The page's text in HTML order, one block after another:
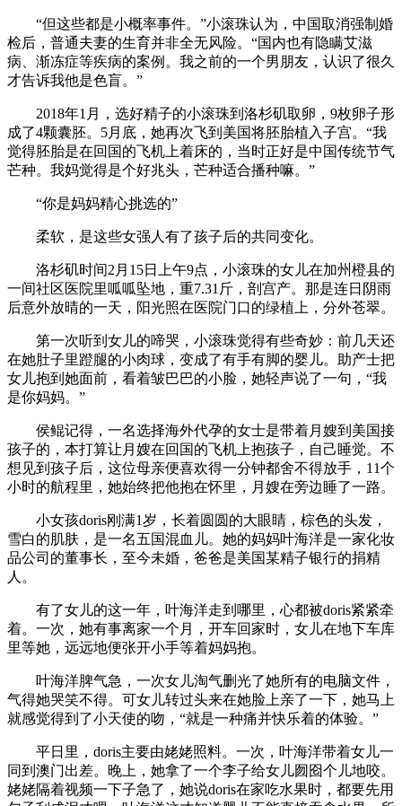
“但这些都是小概率事件。”小滚珠认为，中国取消强制婚
检后，普通夫妻的生育并非全无风险。“国内也有隐瞒艾滋
病、渐冻症等疾病的案例。我之前的一个男朋友，认识了很久
才告诉我他是色盲。”
2018年1月，选好精子的小滚珠到洛杉矶取卵，9枚卵子形
成了4颗囊胚。5月底，她再次飞到美国将胚胎植入子宫。“我
觉得胚胎是在回国的飞机上着床的，当时正好是中国传统节气
芒种。我妈觉得是个好兆头，芒种适合播种嘛。”
“你是妈妈精心挑选的”
柔软，是这些女强人有了孩子后的共同变化。
洛杉矶时间2月15日上午9点，小滚珠的女儿在加州橙县的
一间社区医院里呱呱坠地，重7.31斤，剖宫产。那是连日阴雨
后意外放晴的一天，阳光照在医院门口的绿植上，分外苍翠。
第一次听到女儿的啼哭，小滚珠觉得有些奇妙：前几天还
在她肚子里蹬腿的小肉球，变成了有手有脚的婴儿。助产士把
女儿抱到她面前，看着皱巴巴的小脸，她轻声说了一句，“我
是你妈妈。”
侯鲲记得，一名选择海外代孕的女士是带着月嫂到美国接
孩子的，本打算让月嫂在回国的飞机上抱孩子，自己睡觉。不
想见到孩子后，这位母亲便喜欢得一分钟都舍不得放手，11个
小时的航程里，她始终把他抱在怀里，月嫂在旁边睡了一路。
小女孩doris刚满1岁，长着圆圆的大眼睛，棕色的头发，
雪白的肌肤，是一名五国混血儿。她的妈妈叶海洋是一家化妆
品公司的董事长，至今未婚，爸爸是美国某精子银行的捐精
人。
有了女儿的这一年，叶海洋走到哪里，心都被doris紧紧牵
着。一次，她有事离家一个月，开车回家时，女儿在地下车库
里等她，远远地便张开小手等着妈妈抱。
叶海洋脾气急，一次女儿淘气删光了她所有的电脑文件，
气得她哭笑不得。可女儿转过头来在她脸上亲了一下，她马上
就感觉得到了小天使的吻，“就是一种痛并快乐着的体验。”
平日里，doris主要由姥姥照料。一次，叶海洋带着女儿一
同到澳门出差。晚上，她拿了一个李子给女儿囫囵个儿地咬。
姥姥隔着视频一下子急了，她说doris在家吃水果时，都要先用